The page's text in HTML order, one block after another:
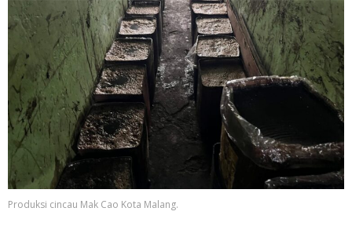
Produksi cincau Mak Cao Kota Malang.